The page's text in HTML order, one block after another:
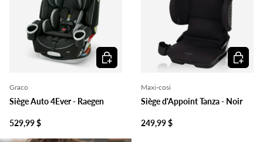
Graco
Siège Auto 4Ever - Raegen
529,99 $
Ajouter au panier
Maxi-cosi
Siège d'Appoint Tanza - Noir
249,99 $
Ajouter